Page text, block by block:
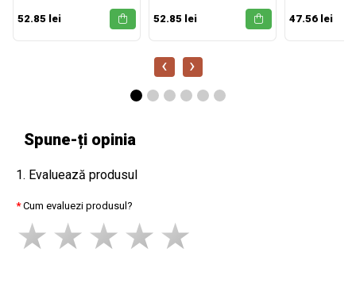
52.85 lei 52.85 lei 47.56 lei
‹ ›
Spune-ți opinia
1. Evaluează produsul
Cum evaluezi produsul?